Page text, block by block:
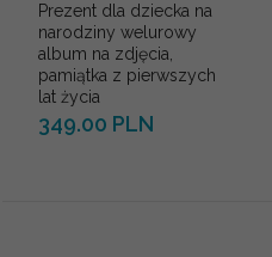
Prezent dla dziecka na
narodziny welurowy
album na zdjęcia,
pamiątka z pierwszych
lat życia
349.00 PLN